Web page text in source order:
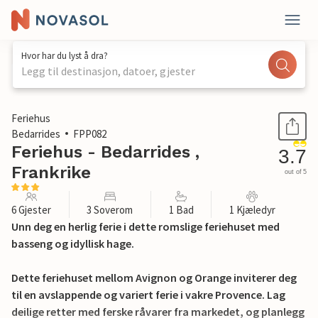
Hvor har du lyst å dra?
Legg til destinasjon, datoer, gjester
1 / 20
Feriehus
Bedarrides
FPP082
Feriehus - Bedarrides ,
Frankrike
3.7
out of 5
6 Gjester 3 Soverom 1 Bad 1 Kjæledyr
Unn deg en herlig ferie i dette romslige feriehuset med
basseng og idyllisk hage.
Dette feriehuset mellom Avignon og Orange inviterer deg
til en avslappende og variert ferie i vakre Provence. Lag
deilige retter med ferske råvarer fra markedet, og planlegg